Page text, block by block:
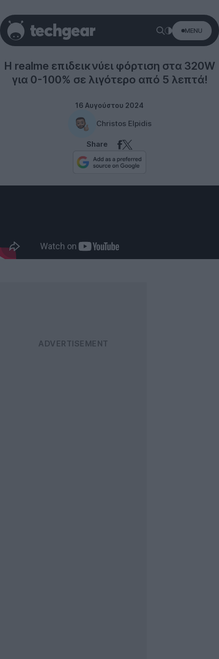
MENU
Η realme επιδεικνύει φόρτιση στα 320W
για 0-100% σε λιγότερο από 5 λεπτά!
16 Αυγούστου 2024
Christos Elpidis
Share